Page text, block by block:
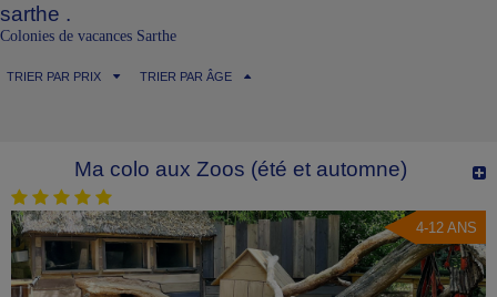
sarthe .
Colonies de vacances Sarthe
TRIER PAR PRIX TRIER PAR ÂGE
Ma colo aux Zoos (été et automne)
4-12 ANS